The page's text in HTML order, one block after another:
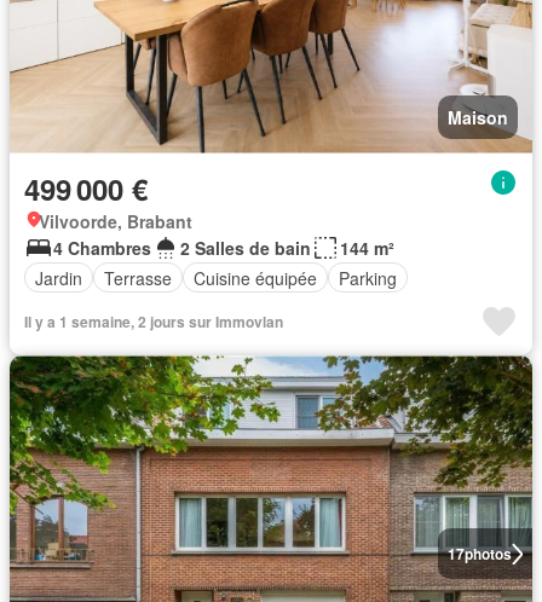
Maison
499 000 €
Vilvoorde, Brabant
4 Chambres
2 Salles de bain
144 m²
Jardin
Terrasse Cuisine équipée Parking
Il y a 1 semaine, 2 jours sur Immovlan
17photos